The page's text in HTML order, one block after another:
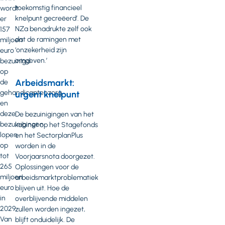
wordt
er
157
miljoen
euro
bezuinigd
op
de
gehandicaptenzorg
en
deze
bezuinigingen
lopen
op
tot
265
miljoen
euro
in
2029.
Van
toekomstig financieel
knelpunt gecreëerd’. De
NZa benadrukte zelf ook
dat de ramingen met
‘onzekerheid zijn
omgeven.’
Arbeidsmarkt:
urgent knelpunt
De bezuinigingen van het
kabinet op het Stagefonds
en het SectorplanPlus
worden in de
Voorjaarsnota doorgezet.
Oplossingen voor de
arbeidsmarktproblematiek
blijven uit. Hoe de
overblijvende middelen
zullen worden ingezet,
blijft onduidelijk. De